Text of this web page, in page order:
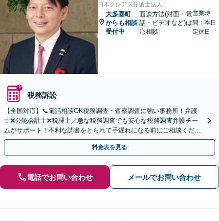
日本クレアス弁護士法人
大多喜町
からも相談
受付中
面談方法(対面・電
話・ビデオなど)は
応相談
営業時
間：本日
定休日
税務訴訟
【全国対応】📞電話相談OK税務調査・査察調査に強い事務所！弁護
士❌公認会計士❌税理士／急な税務調査でも安心な税務調査弁護チー
ムがサポート！不利な調書をとられて手遅れになる前にご相談くださ
い。
料金表を見る
電話でお問い合わせ メールでお問い合わせ